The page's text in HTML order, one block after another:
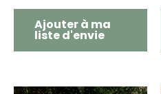
Ajouter à ma
liste d'envie